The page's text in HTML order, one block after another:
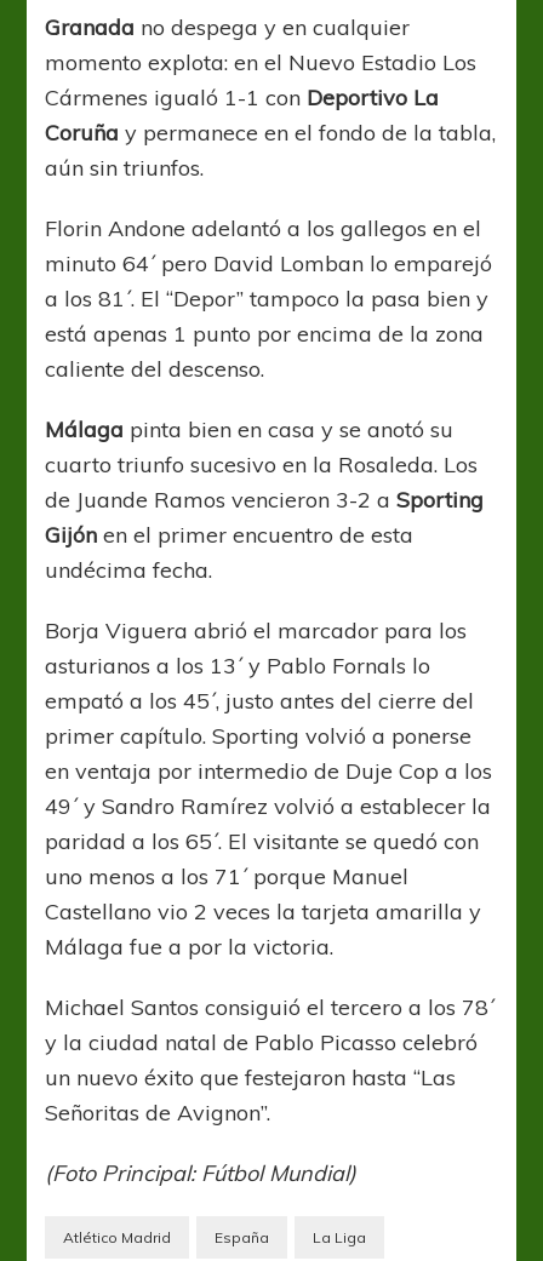
Granada no despega y en cualquier
momento explota: en el Nuevo Estadio Los
Cármenes igualó 1-1 con Deportivo La
Coruña y permanece en el fondo de la tabla,
aún sin triunfos.
Florin Andone adelantó a los gallegos en el
minuto 64´ pero David Lomban lo emparejó
a los 81´. El “Depor” tampoco la pasa bien y
está apenas 1 punto por encima de la zona
caliente del descenso.
Málaga pinta bien en casa y se anotó su
cuarto triunfo sucesivo en la Rosaleda. Los
de Juande Ramos vencieron 3-2 aSporting
Gijón en el primer encuentro de esta
undécima fecha.
Borja Viguera abrió el marcador para los
asturianos a los 13´ y Pablo Fornals lo
empató a los 45´, justo antes del cierre del
primer capítulo. Sporting volvió a ponerse
en ventaja por intermedio de Duje Cop a los
49´ y Sandro Ramírez volvió a establecer la
paridad a los 65´. El visitante se quedó con
uno menos a los 71´ porque Manuel
Castellano vio 2 veces la tarjeta amarilla y
Málaga fue a por la victoria.
Michael Santos consiguió el tercero a los 78´
y la ciudad natal de Pablo Picasso celebró
un nuevo éxito que festejaron hasta “Las
Señoritas de Avignon”.
(Foto Principal: Fútbol Mundial)
Atlético Madrid España La Liga